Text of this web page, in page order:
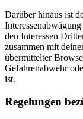
Darüber hinaus ist
den Interessen
zusammen mit
übermittelter
Gefahrenabwehr
ist.
Regelungen